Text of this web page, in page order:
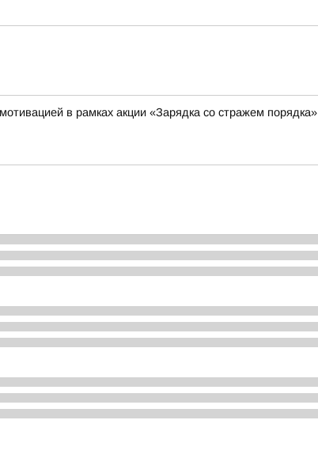
в рамках акции «Зарядка со стражем порядка»